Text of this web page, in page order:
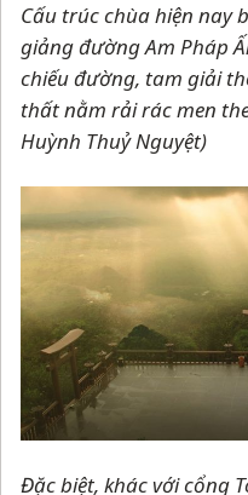
Cấu trúc chùa hiện nay
giảng đường Am Pháp
chiếu đường, tam giải
thất nằm rải rác men
Huỳnh Thuỷ Nguyệt)
Đặc biệt, khác với cổng